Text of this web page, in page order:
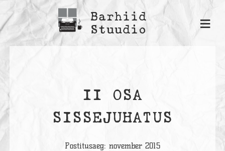
Barhiid
Stuudio
≡
II OSA
SISSEJUHATUS
Postitusaeg: november 2015